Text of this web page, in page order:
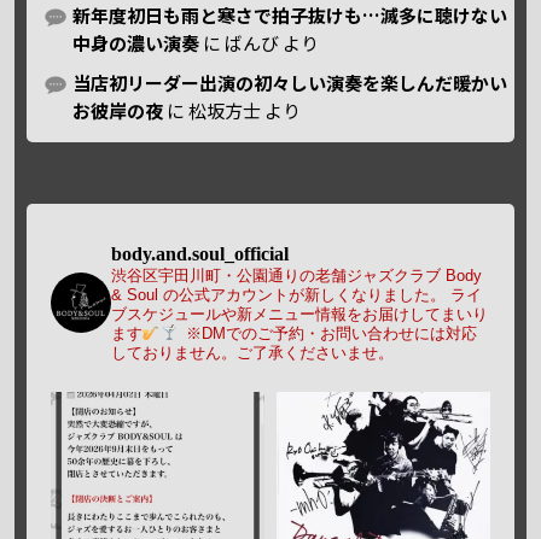
新年度初日も雨と寒さで拍子抜けも…滅多に聴けない
中身の濃い演奏 に ばんび より
当店初リーダー出演の初々しい演奏を楽しんだ暖かい
お彼岸の夜 に松坂方士 より
body.and.soul_official
渋谷区宇田川町・公園通りの老舗ジャズクラブ Body
& Soul の公式アカウントが新しくなりました。
ライ
ブスケジュールや新メニュー情報をお届けしてまいり
ます
※DMでのご予約・お問い合わせには対応
しておりません。ご了承くださいませ。